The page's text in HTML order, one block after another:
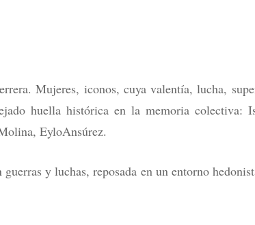
Mujeres, iconos, cuya valentía, lucha,
huella histórica en la memoria colectiva:
EyloAnsúrez.
y luchas, reposada en un entorno